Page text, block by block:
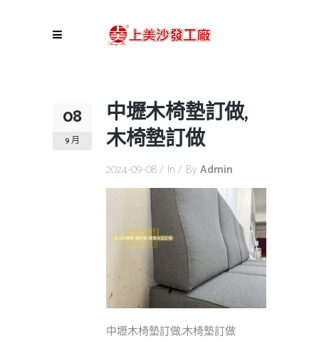
08
9 月
中壢木椅墊訂做,
木椅墊訂做
2024-09-08 In By Admin
中壢木椅墊訂做,木椅墊訂做